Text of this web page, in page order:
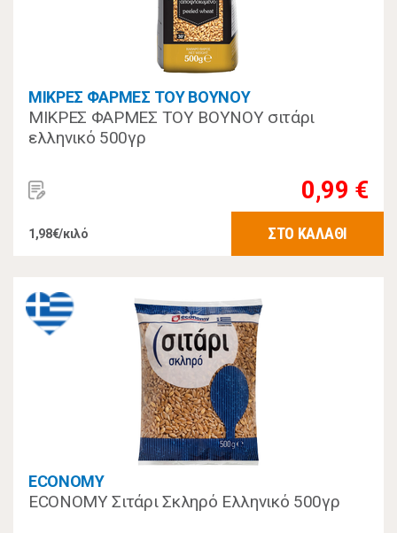
ΜΙΚΡΕΣ ΦΑΡΜΕΣ ΤΟΥ ΒΟΥΝΟΥ
ΜΙΚΡΕΣ ΦΑΡΜΕΣ ΤΟΥ ΒΟΥΝΟΥ σιτάρι
ελληνικό 500γρ
0,99 €
1,98€/κιλό ΣΤΟ ΚΑΛΑΘΙ
ECONOMY
ECONOMY Σιτάρι Σκληρό Ελληνικό 500γρ